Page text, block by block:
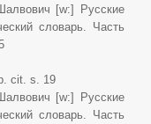
[w:] Русские
словарь. Часть
cit. s. 19
[w:] Русские
словарь. Часть